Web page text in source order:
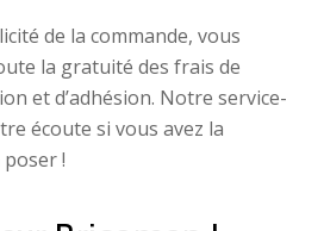
de la commande, vous
la gratuité des frais de
et d’adhésion. Notre service-
écoute si vous avez la
!